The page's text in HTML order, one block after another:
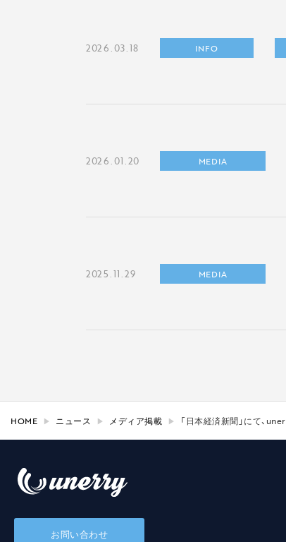
2026.03.18 INFO
2026.01.20 MEDIA
2025.11.29 MEDIA
HOME ニュース メディア掲載 「日本経済新聞」にて、
お問い合わせ